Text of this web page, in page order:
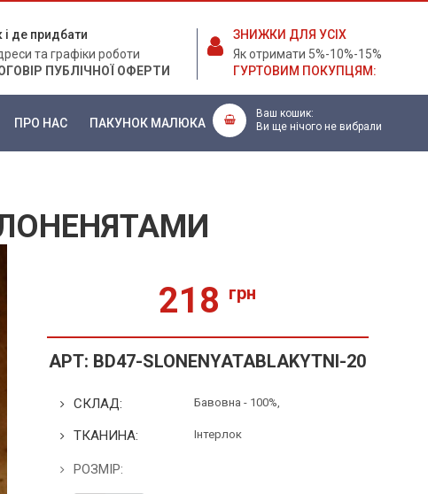
і де придбати
та графіки роботи
ПУБЛІЧНОЇ ОФЕРТИ
ЗНИЖКИ ДЛЯ УСІХ
Як отримати 5%-10%-15%
ГУРТОВИМ ПОКУПЦЯМ:
ПРО НАС ПАКУНОК МАЛЮКА
Ваш кошик:
Ви ще нічого не вибрали
218 грн
АРТ: BD47-SLONENYATABLAKYTNI-20
СКЛАД: Бавовна - 100%,
ТКАНИНА: Інтерлок
РОЗМІР: